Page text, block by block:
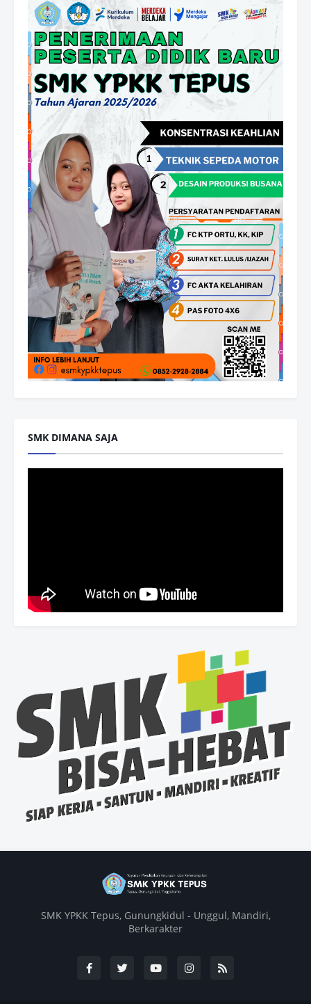
SMK DIMANA SAJA
SMK YPKK Tepus, Gunungkidul - Unggul, Mandiri,
Berkarakter